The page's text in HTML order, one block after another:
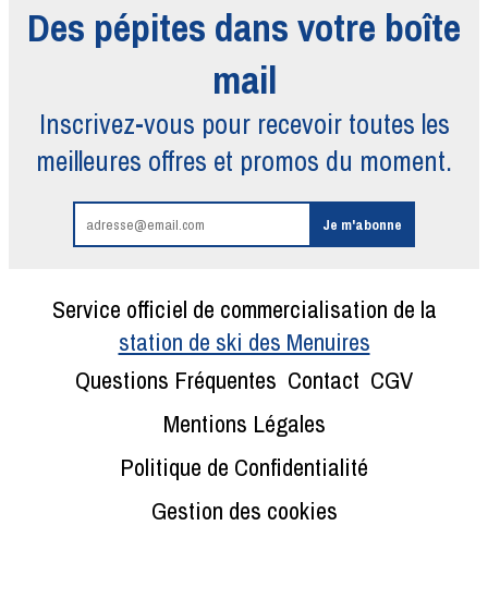
Des pépites dans votre boîte
mail
Inscrivez-vous pour recevoir toutes les
meilleures offres et promos du moment.
Service officiel de commercialisation de la
station de ski des Menuires
Questions Fréquentes Contact CGV
Mentions Légales
Politique de Confidentialité
Gestion des cookies